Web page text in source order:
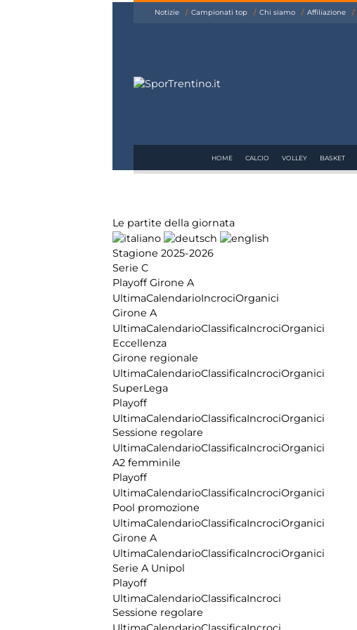
Notizie Campionati top Chi siamo Affiliazione
HOME CALCIO VOLLEY BASKET
Le partite della giornata
Stagione 2025-2026
Serie C
Playoff Girone A
UltimaCalendarioIncrociOrganici
Girone A
UltimaCalendarioClassificaIncrociOrganici
Eccellenza
Girone regionale
UltimaCalendarioClassificaIncrociOrganici
SuperLega
Playoff
UltimaCalendarioClassificaIncrociOrganici
Sessione regolare
UltimaCalendarioClassificaIncrociOrganici
A2 femminile
Playoff
UltimaCalendarioClassificaIncrociOrganici
Pool promozione
UltimaCalendarioClassificaIncrociOrganici
Girone A
UltimaCalendarioClassificaIncrociOrganici
Serie A Unipol
Playoff
UltimaCalendarioClassificaIncroci
Sessione regolare